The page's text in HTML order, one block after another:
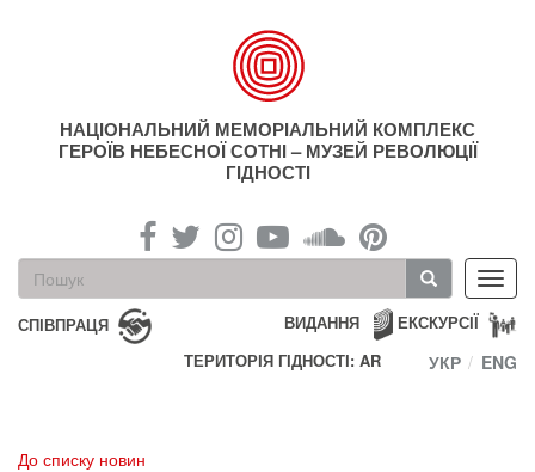
НАЦІОНАЛЬНИЙ МЕМОРІАЛЬНИЙ КОМПЛЕКС
ГЕРОЇВ НЕБЕСНОЇ СОТНІ – МУЗЕЙ РЕВОЛЮЦІЇ
ГІДНОСТІ
Пошукова
форма
Пошук
СПІВПРАЦЯ ЕКСКУРСІЇ
ВИДАННЯ
ТЕРИТОРІЯ ГІДНОСТІ: AR
УКР ENG
До списку новин